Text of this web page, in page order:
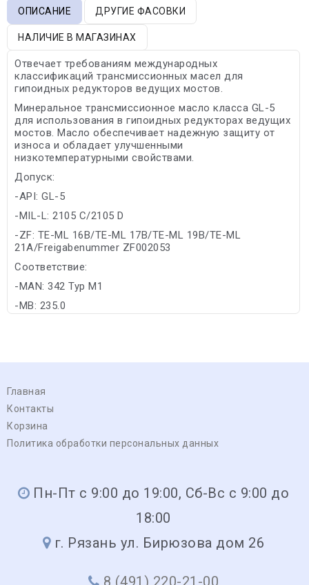
ОПИСАНИЕ ДРУГИЕ ФАСОВКИ
НАЛИЧИЕ В МАГАЗИНАХ
Отвечает требованиям международных
классификаций трансмиссионных масел для
гипоидных редукторов ведущих мостов.
Минеральное трансмиссионное масло класса GL-5
для использования в гипоидных редукторах ведущих
мостов. Масло обеспечивает надежную защиту от
износа и обладает улучшенными
низкотемпературными свойствами.
Допуск:
-API: GL-5
-MIL-L: 2105 C/2105 D
-ZF: TE-ML 16B/TE-ML 17B/TE-ML 19B/TE-ML
21A/Freigabenummer ZF002053
Соответствие:
-MAN: 342 Typ M1
-MB: 235.0
Главная
Контакты
Корзина
Политика обработки персональных данных
Пн-Пт с 9:00 до 19:00, Сб-Вс с 9:00 до
18:00
г. Рязань ул. Бирюзова дом 26
8 (491) 220-21-00